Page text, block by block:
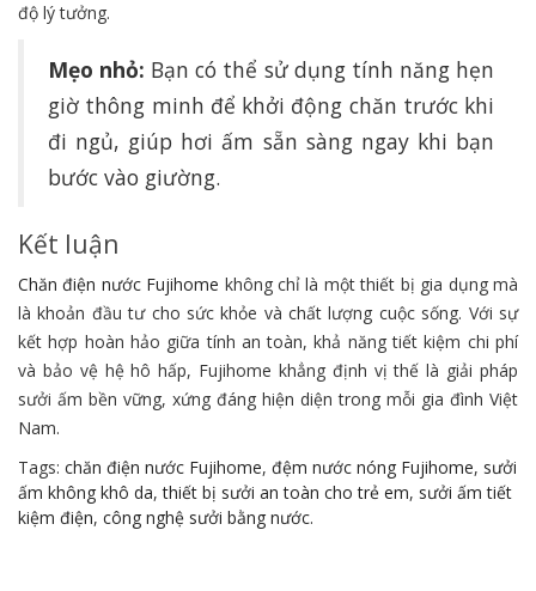
độ lý tưởng.
Mẹo nhỏ: Bạn có thể sử dụng tính năng hẹn
giờ thông minh để khởi động chăn trước khi
đi ngủ, giúp hơi ấm sẵn sàng ngay khi bạn
bước vào giường.
Kết luận
Chăn điện nước Fujihome không chỉ là một thiết bị gia dụng mà
là khoản đầu tư cho sức khỏe và chất lượng cuộc sống. Với sự
kết hợp hoàn hảo giữa tính an toàn, khả năng tiết kiệm chi phí
và bảo vệ hệ hô hấp, Fujihome khẳng định vị thế là giải pháp
sưởi ấm bền vững, xứng đáng hiện diện trong mỗi gia đình Việt
Nam.
Tags: chăn điện nước Fujihome, đệm nước nóng Fujihome, sưởi
ấm không khô da,thiết bị sưởi an toàn cho trẻ em, sưởi ấm tiết
kiệm điện, công nghệ sưởi bằng nước.